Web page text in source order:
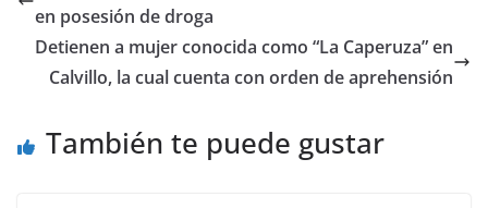
en posesión de droga
Detienen a mujer conocida como “La Caperuza” en
Calvillo, la cual cuenta con orden de aprehensión
También te puede gustar